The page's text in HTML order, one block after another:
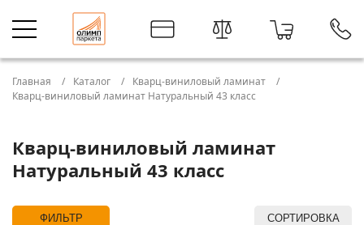
Главная Каталог
Кварц-виниловый ламинат
Кварц-виниловый ламинат Натуральный 43 класс
Кварц-виниловый ламинат
Натуральный 43 класс
ФИЛЬТР СОРТИРОВКА